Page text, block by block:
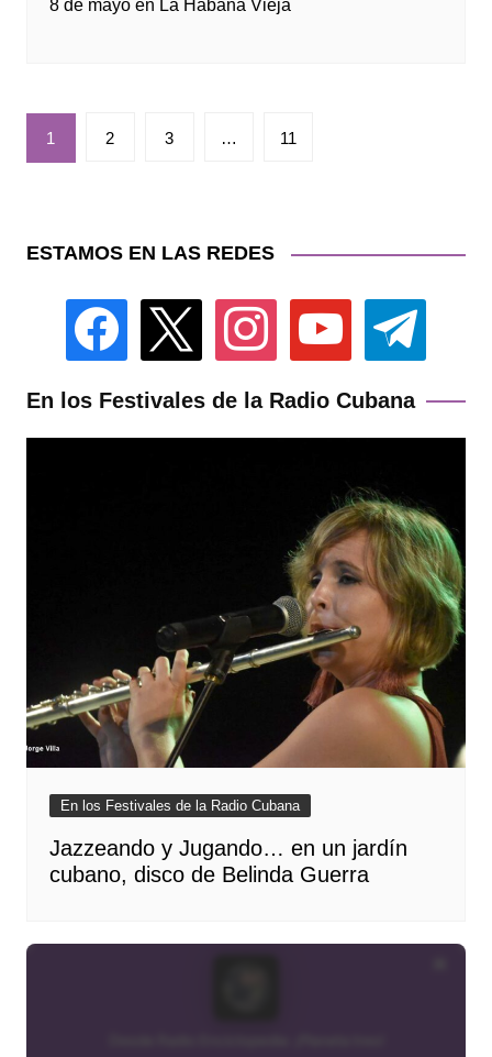
8 de mayo en La Habana Vieja
Paginación
de
1 2 3 … 11
ESTAMOS EN LAS REDES
facebook instagram youtube telegram
En los Festivales de la Radio Cubana
En los Festivales de la Radio Cubana
Jazzeando y Jugando… en un jardín
cubano, disco de Belinda Guerra